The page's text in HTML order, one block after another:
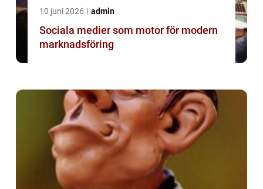
10 juni 2026 admin
Sociala medier som motor för modern
marknadsföring